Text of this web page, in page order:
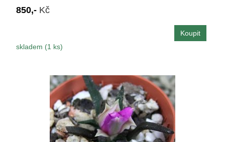
850,- Kč
skladem (1 ks)